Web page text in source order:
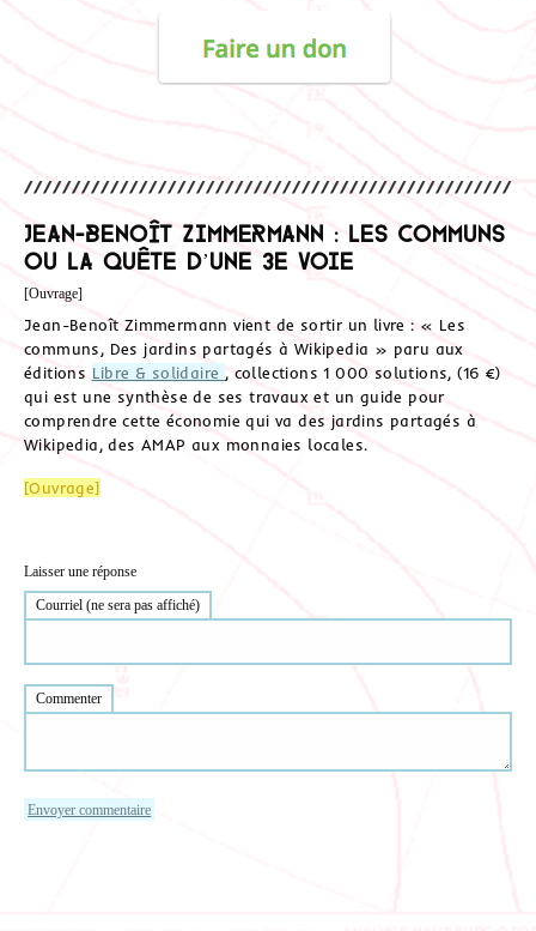
Jean-Benoît Zimmermann : les communs
ou la quête d’une 3e voie
[Ouvrage]
Jean-Benoît Zimmermann vient de sortir un livre : « Les
communs, Des jardins partagés à Wikipedia » paru aux
éditions Libre & solidaire , collections 1 000 solutions, (16 €)
qui est une synthèse de ses travaux et un guide pour
comprendre cette économie qui va des jardins partagés à
Wikipedia, des AMAP aux monnaies locales.
[Ouvrage]
Laisser une réponse
Courriel (ne sera pas affiché)
Commenter